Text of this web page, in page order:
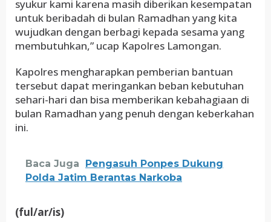
syukur kami karena masih diberikan kesempatan
untuk beribadah di bulan Ramadhan yang kita
wujudkan dengan berbagi kepada sesama yang
membutuhkan,” ucap Kapolres Lamongan.
Kapolres mengharapkan pemberian bantuan
tersebut dapat meringankan beban kebutuhan
sehari-hari dan bisa memberikan kebahagiaan di
bulan Ramadhan yang penuh dengan keberkahan
ini.
Baca Juga
Pengasuh Ponpes Dukung
Polda Jatim Berantas Narkoba
(ful/ar/is)